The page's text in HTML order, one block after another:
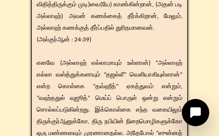
விதித்திருக்கும் முடி)வை(யே) காண்கின்றான், (அதன் படி
அல்லாஹ்) அவன் கணக்கைத் தீர்க்கிறான், மேலும்,
அல்லாஹ் கணக்குத் தீர்ப்பதில் துரிதமானவன்.
(அல்குர்ஆன் : 24:39)
எனவே (அல்லாஹ் எல்லாமாயும் உள்ளான்) “அல்லாஹ்
எல்லா வஸ்த்துக்களாயும் “தஜல்லீ” வெளியாகியுள்ளான்”
என்ற கொள்கை “தவ்ஹீத்” ஏகத்துவம் என்றும்,
“வஹ்ததுல் வுஜூத்” மெய்ப் பொருள் ஒன்று என்றும்
சொல்லப்படுகின்றது. இக்கொள்கை எந்த வகையிலும்
திருக்குர்ஆனுக்கோ, திரு நபியின் நிறைமொழிகளுக்கோ
ஒரு மண்ணளவும் முரணானதல்ல. அதேபோல் “ஸுன்னத்